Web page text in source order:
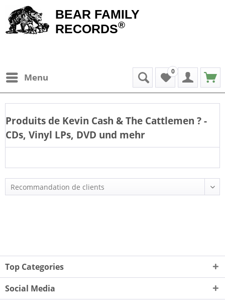
BEAR FAMILY
RECORDS®
Menu
0
Produits de Kevin Cash & The Cattlemen ? -
CDs, Vinyl LPs, DVD und mehr
Top Categories
Social Media